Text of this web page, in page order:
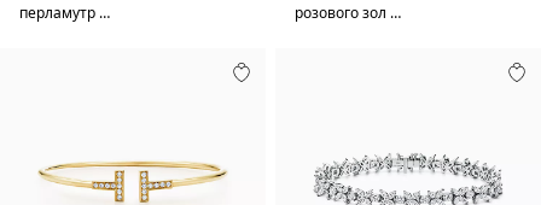
перламутр …
розового зол …